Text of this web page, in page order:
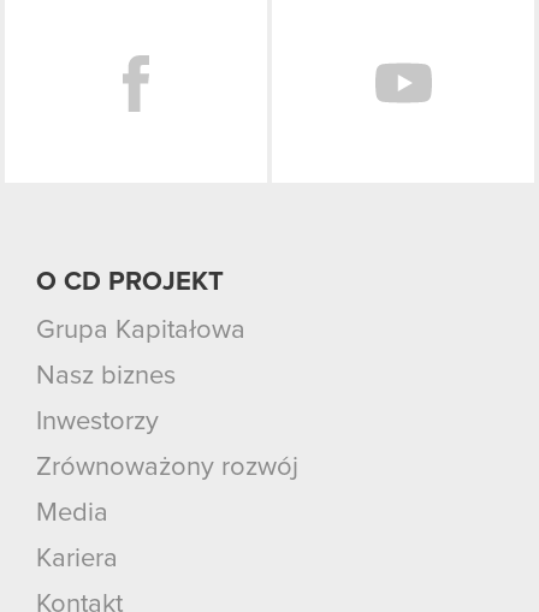
O CD PROJEKT
Grupa Kapitałowa
Nasz biznes
Inwestorzy
Zrównoważony rozwój
Media
Kariera
Kontakt